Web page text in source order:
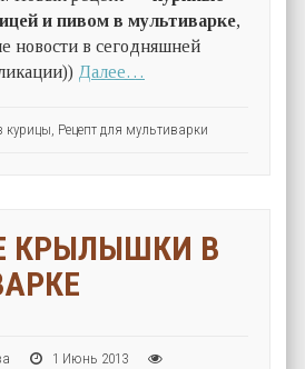
и пивом в мультиварке,
новости в сегодняшней
Далее…
курицы, Рецепт для мультиварки
КРЫЛЫШКИ В
1 Июнь 2013